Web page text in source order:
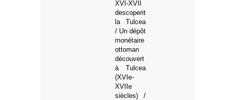
XVI-XVII
descoperit
la Tulcea
/ Un dépôt
monétaire
ottoman
découvert
à Tulcea
(XVIe-
XVIIe
siècles) /